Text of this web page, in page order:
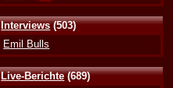
Interviews(503)
Emil Bulls
Live-Berichte(689)